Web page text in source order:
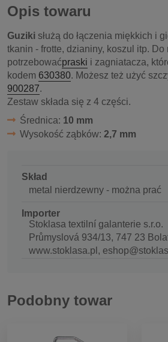
Opis towaru
Guziki służą do łączenia miękkich i
tkanin - frotte, dzianiny, koszul itp.
potrzebowaćpraski i zagniatacza,
kodem 630380. Możesz też użyć
900287.
Zestaw składa się z 4 części.
Średnica: 10 mm
Wysokość ząbków: 2,7 mm
Skład
metal nierdzewny - można prać
Importer
Stoklasa textilní galanterie s.r.o.
Průmyslová 934/13, 747 23
www.stoklasa.pl,
Podobny towar